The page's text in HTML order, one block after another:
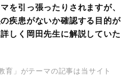
を引っ張ったりされますが、
疾患がないか確認する目的が
しく岡田先生に解説していた
育」がテーマの記事は当サイト